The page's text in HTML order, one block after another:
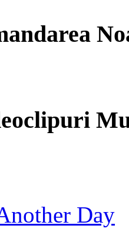
Day